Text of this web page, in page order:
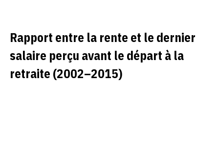
Rapport entre la rente et le dernier
salaire perçu avant le départ à la
retraite (2002–2015)